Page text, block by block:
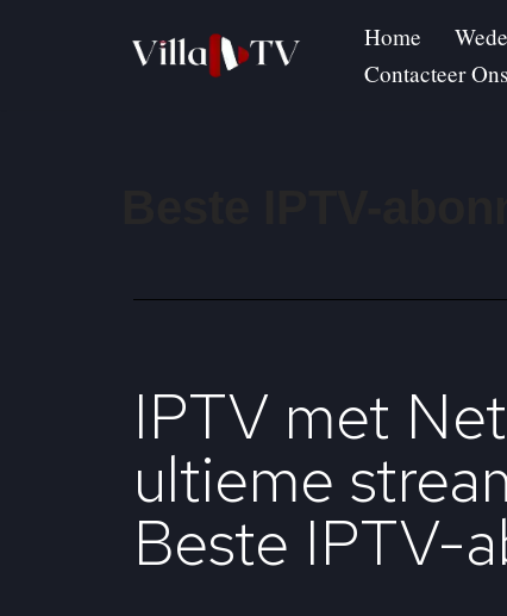
Home
Contacteer Ons
IPTV met
ultieme
Beste IPTV-